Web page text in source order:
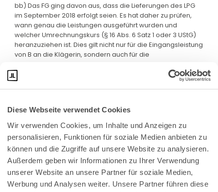
Diese Webseite verwendet Cookies
Wir verwenden Cookies, um Inhalte und Anzeigen zu
personalisieren, Funktionen für soziale Medien anbieten zu
können und die Zugriffe auf unsere Website zu analysieren.
Außerdem geben wir Informationen zu Ihrer Verwendung
unserer Website an unsere Partner für soziale Medien,
Werbung und Analysen weiter. Unsere Partner führen diese
bb) Das FG ging davon aus, dass die Lieferungen des LPG
im September 2018 erfolgt seien. Es hat daher zu prüfen,
wann genau die Leistungen ausgeführt wurden und
welcher Umrechnungskurs (§ 16 Abs. 6 Satz 1 oder 3 UStG)
heranzuziehen ist. Dies gilt nicht nur für die Eingangsleistung
von B an die Klägerin, sondern auch für die
Bundeskanzlerplatz 2